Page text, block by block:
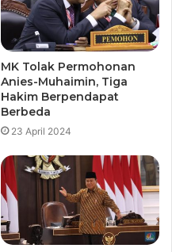
MK Tolak Permohonan
Anies-Muhaimin, Tiga
Hakim Berpendapat
Berbeda
23 April 2024